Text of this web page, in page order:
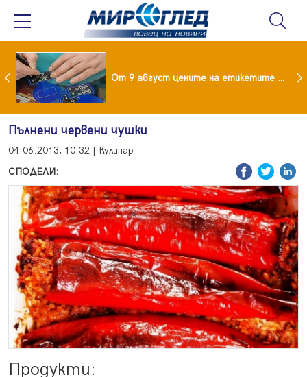
Проект за изграждане на 13-етажна "мегаджамия" разгневи жителите на Лондон От 9 август цените на етикетите само в евро
Пълнени червени чушки
04.06.2013, 10:32 | Кулинар
СПОДЕЛИ:
Продукти: